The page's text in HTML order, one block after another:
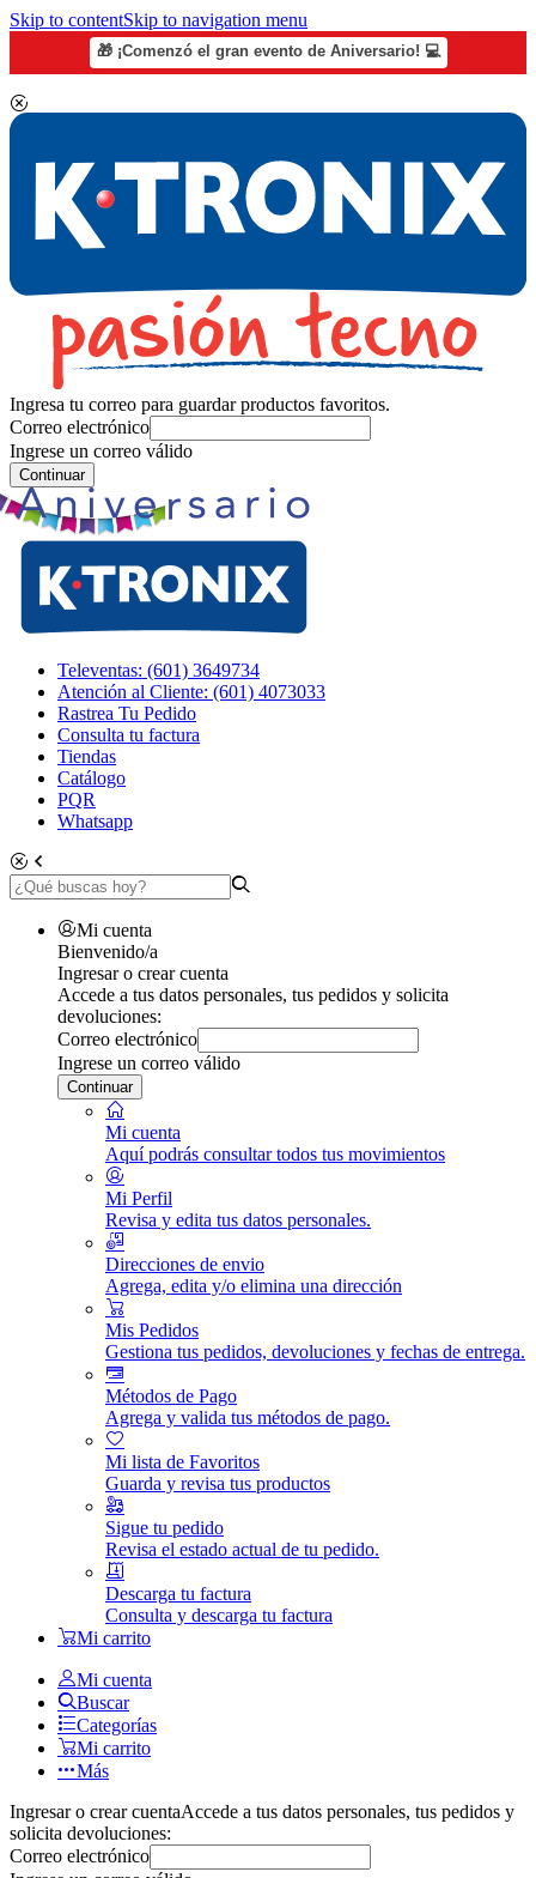
Skip to contentSkip to navigation menu
🎁 ¡Comenzó el gran evento de Aniversario! 💻
Ingresa tu correo para guardar productos favoritos.
Correo electrónico
Ingrese un correo válido
Continuar
Televentas: (601) 3649734
Atención al Cliente: (601) 4073033
Rastrea Tu Pedido
Consulta tu factura
Tiendas
Catálogo
PQR
Whatsapp
Mi cuenta
Bienvenido/a
Ingresar o crear cuenta
Accede a tus datos personales, tus pedidos y solicita
devoluciones:
Correo electrónico
Ingrese un correo válido
Continuar
Mi cuenta
Aquí podrás consultar todos tus movimientos
Mi Perfil
Revisa y edita tus datos personales.
Direcciones de envio
Agrega, edita y/o elimina una dirección
Mis Pedidos
Gestiona tus pedidos, devoluciones y fechas de entrega.
Métodos de Pago
Agrega y valida tus métodos de pago.
Mi lista de Favoritos
Guarda y revisa tus productos
Sigue tu pedido
Revisa el estado actual de tu pedido.
Descarga tu factura
Consulta y descarga tu factura
Mi carrito
Mi cuenta
Buscar
Categorías
Mi carrito
Más
Ingresar o crear cuentaAccede a tus datos personales, tus pedidos y
solicita devoluciones:
Correo electrónico